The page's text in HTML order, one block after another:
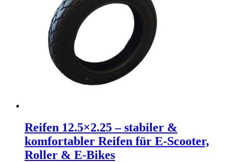
Reifen 12.5×2.25 – stabiler &
komfortabler Reifen für E‑Scooter,
Roller & E‑Bikes